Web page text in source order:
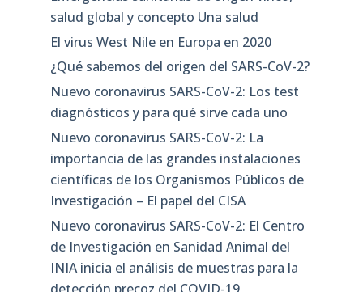
salud global y concepto Una salud
El virus West Nile en Europa en 2020
¿Qué sabemos del origen del SARS-CoV-2?
Nuevo coronavirus SARS-CoV-2: Los test
diagnósticos y para qué sirve cada uno
Nuevo coronavirus SARS-CoV-2: La
importancia de las grandes instalaciones
científicas de los Organismos Públicos de
Investigación – El papel del CISA
Nuevo coronavirus SARS-CoV-2: El Centro
de Investigación en Sanidad Animal del
INIA inicia el análisis de muestras para la